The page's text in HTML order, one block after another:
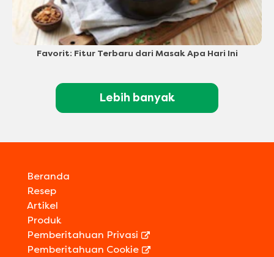
Favorit: Fitur Terbaru dari Masak Apa Hari Ini
Lebih banyak
Beranda
Resep
Artikel
Produk
Pemberitahuan Privasi
Pemberitahuan Cookie